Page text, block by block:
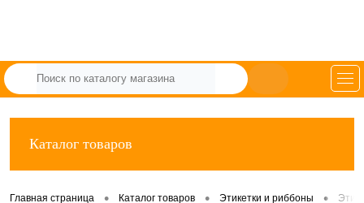
Каталог товаров
Главная страница • Каталог товаров • Этикетки и риббоны •